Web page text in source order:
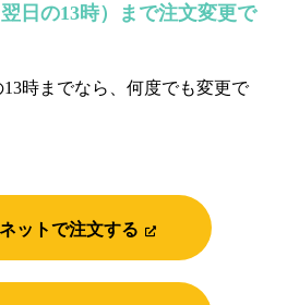
日の13時）まで注文変更で
時までなら、何度でも変更で
ットで注文する